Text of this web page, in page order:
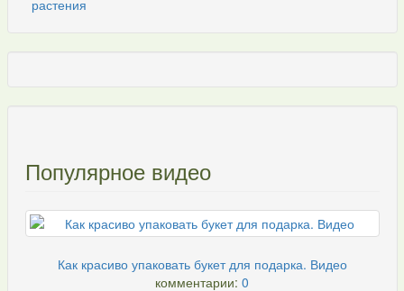
Популярное видео
Как красиво упаковать букет для подарка. Видео
комментарии: 0